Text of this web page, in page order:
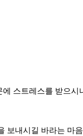
스트레스를 받으시
보내시길 바라는 마